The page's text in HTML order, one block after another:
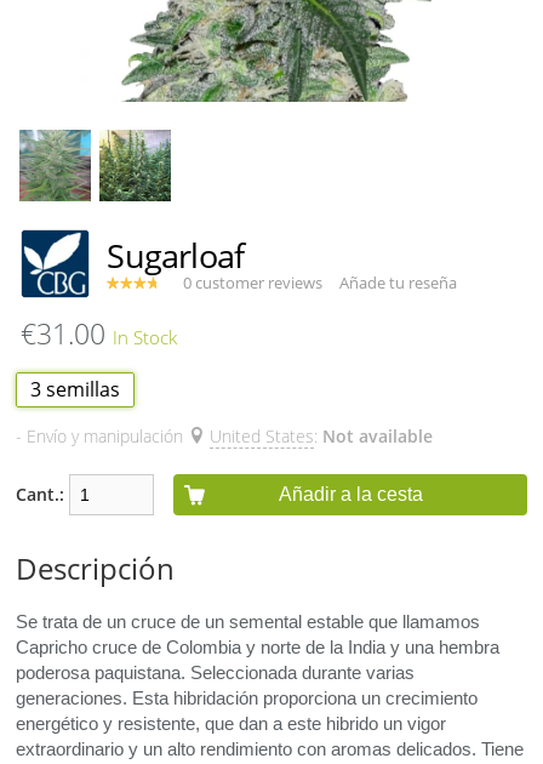
Sugarloaf
0 customer reviews Añade tu reseña
€31.00
3 semillas
- Envío y manipulación United States: Not available
Cant.: Añadir a la cesta
Descripción
Se trata de un cruce de un semental estable que llamamos
Capricho cruce de Colombia y norte de la India y una hembra
poderosa paquistana. Seleccionada durante varias
generaciones. Esta hibridación proporciona un crecimiento
energético y resistente, que dan a este hibrido un vigor
extraordinario y un alto rendimiento con aromas delicados. Tiene